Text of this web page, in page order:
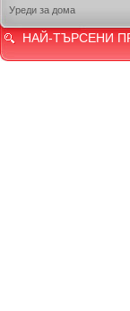
Уреди за дома
НАЙ-ТЪРСЕНИ